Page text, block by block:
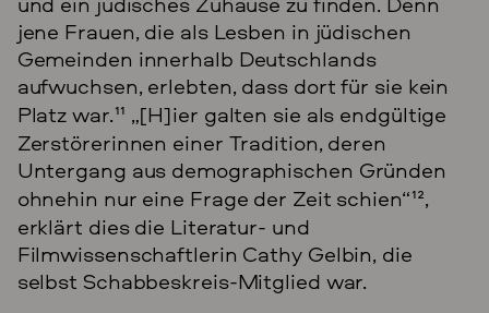
jene Frauen, die als Lesben in jüdischen
Gemeinden innerhalb Deutschlands
aufwuchsen, erlebten, dass dort für sie kein
Platz war.11 „[H]ier galten sie als endgültige
Zerstörerinnen einer Tradition, deren
Untergang aus demographischen Gründen
ohnehin nur eine Frage der Zeit schien“12,
erklärt dies die Literatur- und
Filmwissenschaftlerin Cathy Gelbin, die
selbst Schabbeskreis-Mitglied war.